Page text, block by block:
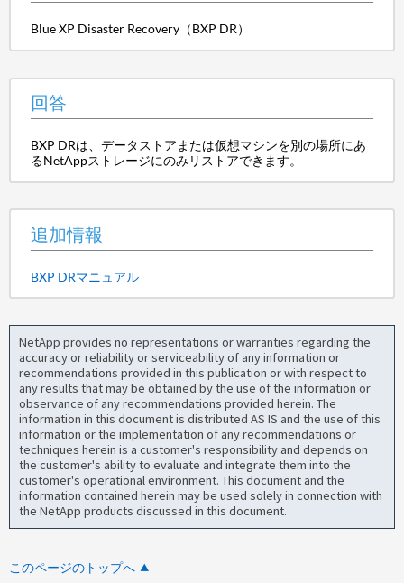
Blue XP Disaster Recovery（BXP DR）
回答
BXP DRは、データストアまたは仮想マシンを別の場所にあ
るNetAppストレージにのみリストアできます。
追加情報
BXP DRマニュアル
NetApp provides no representations or warranties regarding the
accuracy or reliability or serviceability of any information or
recommendations provided in this publication or with respect to
any results that may be obtained by the use of the information or
observance of any recommendations provided herein. The
information in this document is distributed AS IS and the use of this
information or the implementation of any recommendations or
techniques herein is a customer's responsibility and depends on
the customer's ability to evaluate and integrate them into the
customer's operational environment. This document and the
information contained herein may be used solely in connection with
the NetApp products discussed in this document.
このページのトップへ